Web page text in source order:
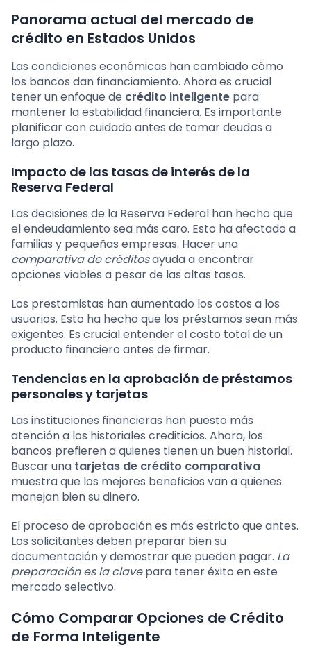
Panorama actual del mercado de
crédito en Estados Unidos
Las condiciones económicas han cambiado cómo
los bancos dan financiamiento. Ahora es crucial
tener un enfoque de crédito inteligente para
mantener la estabilidad financiera. Es importante
planificar con cuidado antes de tomar deudas a
largo plazo.
Impacto de las tasas de interés de la
Reserva Federal
Las decisiones de la Reserva Federal han hecho que
el endeudamiento sea más caro. Esto ha afectado a
familias y pequeñas empresas. Hacer una
comparativa de créditosayuda a encontrar
opciones viables a pesar de las altas tasas.
Los prestamistas han aumentado los costos a los
usuarios. Esto ha hecho que los préstamos sean más
exigentes. Es crucial entender el costo total de un
producto financiero antes de firmar.
Tendencias en la aprobación de préstamos
personales y tarjetas
Las instituciones financieras han puesto más
atención a los historiales crediticios. Ahora, los
bancos prefieren a quienes tienen un buen historial.
Buscar una tarjetas de crédito comparativa
muestra que los mejores beneficios van a quienes
manejan bien su dinero.
El proceso de aprobación es más estricto que antes.
Los solicitantes deben preparar bien su
documentación y demostrar que pueden pagar. La
preparación es la clavepara tener éxito en este
mercado selectivo.
Cómo Comparar Opciones de Crédito
de Forma Inteligente